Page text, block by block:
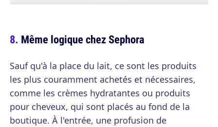
Même logique chez Sephora
Sauf qu'à la place du lait, ce sont les produits
les plus couramment achetés et nécessaires,
comme les crèmes hydratantes ou produits
pour cheveux, qui sont placés au fond de la
boutique. À l'entrée, une profusion de